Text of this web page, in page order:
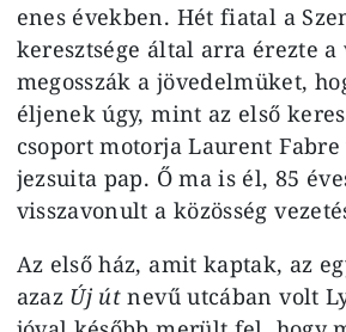
enes években. Hét fiatal a
keresztsége által arra érezte a
megosszák a jövedelmüket,
éljenek úgy, mint az első
csoport motorja Laurent
jezsuita pap. Ő ma is él, 85
visszavonult a közösség
Az első ház, amit kaptak, az
azaz Új út nevű utcában volt